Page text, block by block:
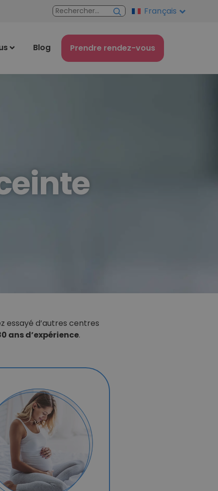
Français
Blog Prendre rendez-vous
essayé d’autres centres
ans d’expérience.